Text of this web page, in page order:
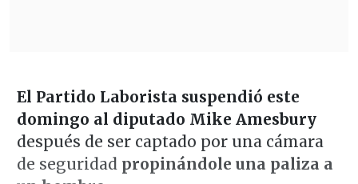
El Partido Laborista suspendió este
domingo al diputado Mike Amesbury
después de ser captado por una cámara
de seguridad propinándole una paliza a